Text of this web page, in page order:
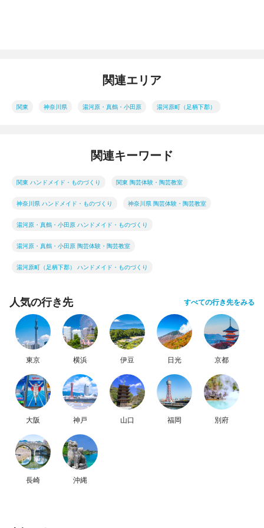
関連エリア
関東 神奈川県 湯河原・真鶴・小田原 湯河原町（足柄下郡）
関連キーワード
関東 ハンドメイド・ものづくり 関東 陶芸体験・陶芸教室
神奈川県 ハンドメイド・ものづくり 神奈川県 陶芸体験・陶芸教室
湯河原・真鶴・小田原 ハンドメイド・ものづくり
湯河原・真鶴・小田原 陶芸体験・陶芸教室
湯河原町（足柄下郡） ハンドメイド・ものづくり
人気の行き先 すべての行き先をみる
東京 横浜 伊豆 日光 京都
大阪 神戸 山口 福岡 別府
長崎 沖縄